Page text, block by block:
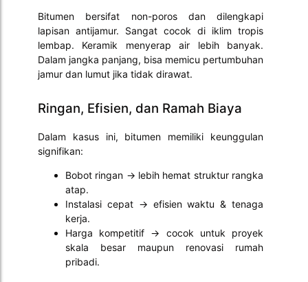
Bitumen bersifat non-poros dan dilengkapi
lapisan antijamur. Sangat cocok di iklim tropis
lembap. Keramik menyerap air lebih banyak.
Dalam jangka panjang, bisa memicu pertumbuhan
jamur dan lumut jika tidak dirawat.
Ringan, Efisien, dan Ramah Biaya
Dalam kasus ini, bitumen memiliki keunggulan
signifikan:
Bobot ringan → lebih hemat struktur rangka
atap.
Instalasi cepat → efisien waktu & tenaga
kerja.
Harga kompetitif → cocok untuk proyek
skala besar maupun renovasi rumah
pribadi.